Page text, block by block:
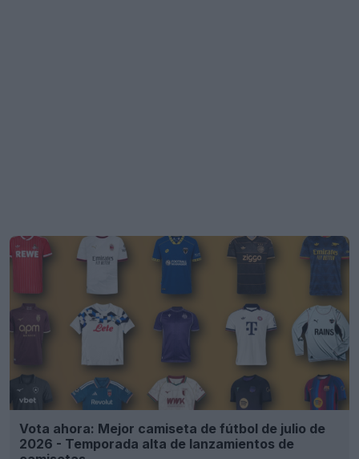
Vota ahora: Mejor camiseta de fútbol de julio de
2026 - Temporada alta de lanzamientos de